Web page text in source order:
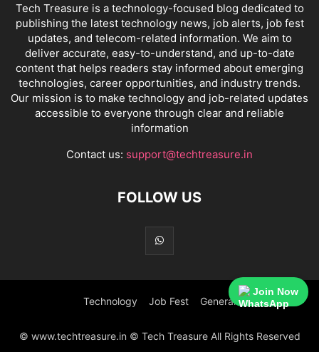
Tech Treasure is a technology-focused blog dedicated to
publishing the latest technology news, job alerts, job fest
updates, and telecom-related information. We aim to
deliver accurate, easy-to-understand, and up-to-date
content that helps readers stay informed about emerging
technologies, career opportunities, and industry trends.
Our mission is to make technology and job-related updates
accessible to everyone through clear and reliable
information
Contact us: support@techtreasure.in
FOLLOW US
Technology Job Fest General
© www.techtreasure.in © Tech Treasure All Rights Reserved
Join Now